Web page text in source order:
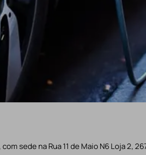
sede na Rua 11 de Maio N6 Loja 2,